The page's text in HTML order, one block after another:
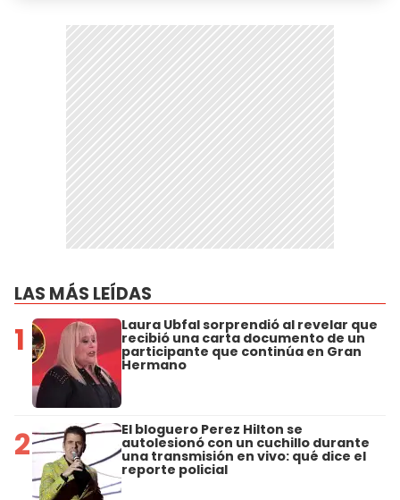
LAS MÁS LEÍDAS
1 Laura Ubfal sorprendió al revelar que
recibió una carta documento de un
participante que continúa en Gran
Hermano
2 El bloguero Perez Hilton se
autolesionó con un cuchillo durante
una transmisión en vivo: qué dice el
reporte policial